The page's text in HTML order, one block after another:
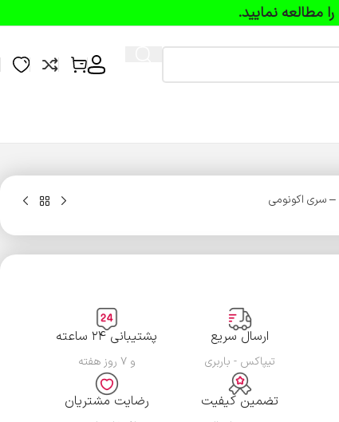
را مطالعه نمایید.
ارسال سریع
تیپاکس - باربری
پشتیبانی ۲۴ ساعته
و ۷ روز هفته
تضمین کیفیت رضایت مشتریان